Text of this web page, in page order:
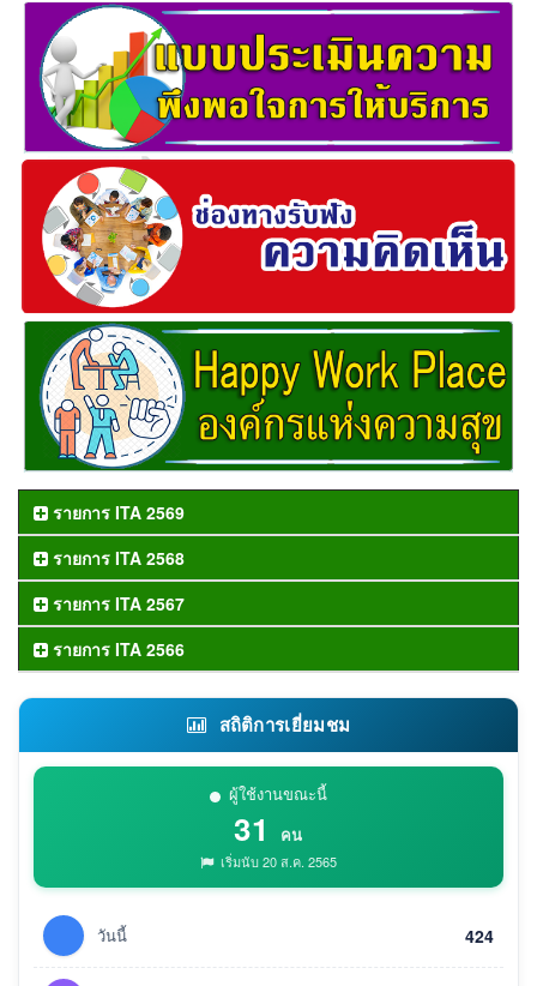
รายการ ITA 2569
รายการ ITA 2568
รายการ ITA 2567
รายการ ITA 2566
สถิติการเยี่ยมชม
ผู้ใช้งานขณะนี้
31 คน
เริ่มนับ 20 ส.ค. 2565
วันนี้ 424